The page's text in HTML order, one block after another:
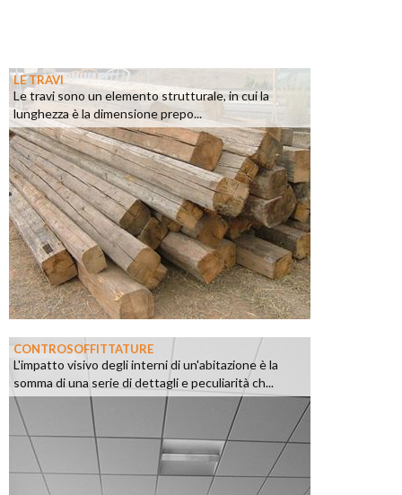
LE TRAVI
Le travi sono un elemento strutturale, in cui la
lunghezza è la dimensione prepo...
CONTROSOFFITTATURE
L'impatto visivo degli interni di un'abitazione è la
somma di una serie di dettagli e peculiarità ch...